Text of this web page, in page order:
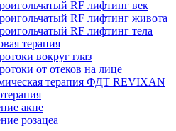
RF лифтинг век
RF лифтинг живота
RF лифтинг тела
терапия
вокруг глаз
от отеков на лице
терапия ФДТ REVIXAN
акне
розацеа